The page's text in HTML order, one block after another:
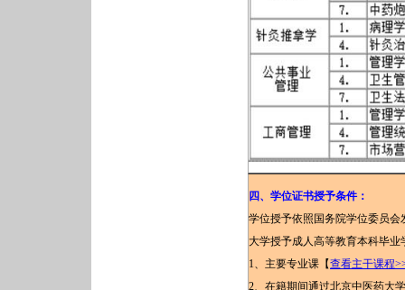
四、 学位证书授予条件：
学位授予依照国务院学位委员
大学授予成人高等教育本科毕
1、主要专业课【查看主干课程
2、 在籍期间通过北京中医药大